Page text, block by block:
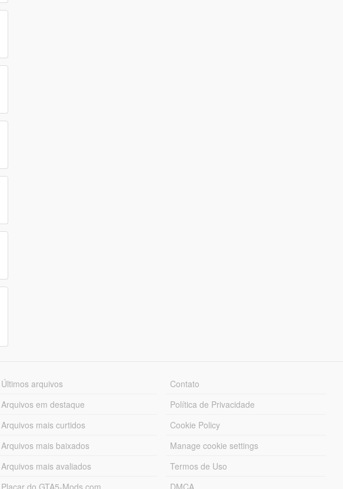
Últimos arquivos
Arquivos em destaque
Arquivos mais curtidos
Arquivos mais baixados
Arquivos mais avaliados
Placar do GTA5-Mods.com
Contato
Política de Privacidade
Cookie Policy
Manage cookie settings
Termos de Uso
DMCA